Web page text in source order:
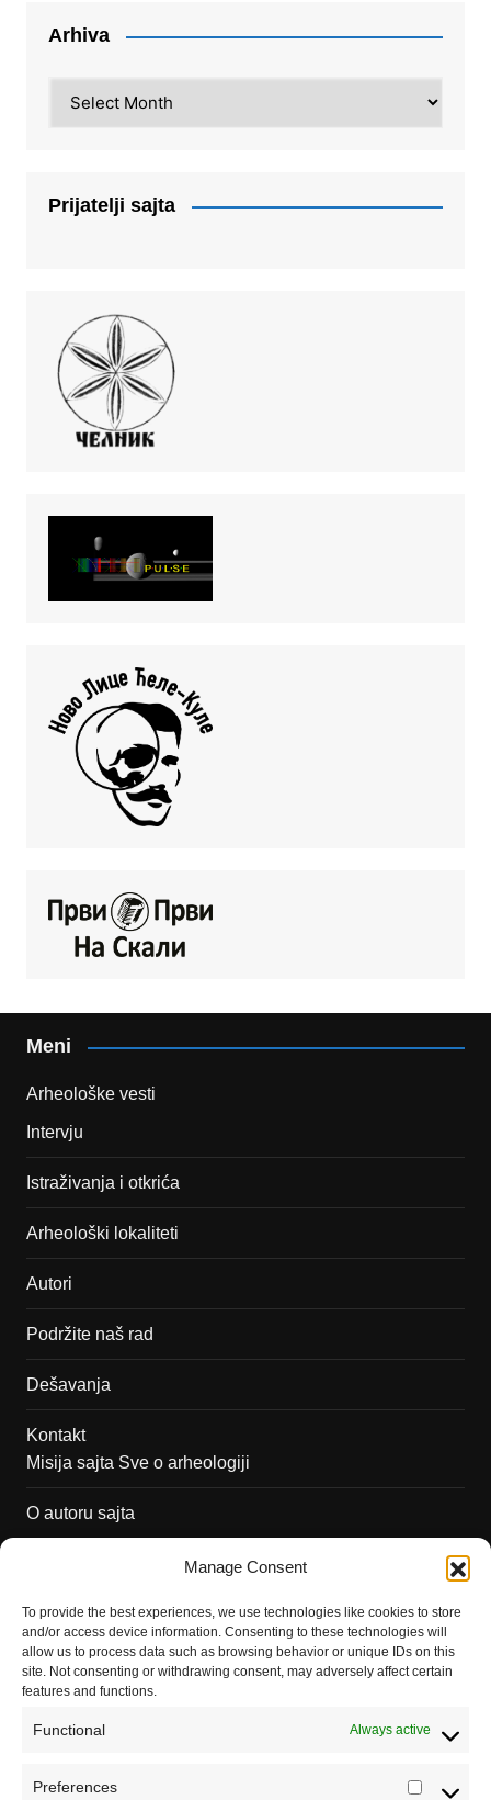
Manage Consent
To provide the best experiences, we use technologies like cookies to store
and/or access device information. Consenting to these technologies will
allow us to process data such as browsing behavior or unique IDs on this
site. Not consenting or withdrawing consent, may adversely affect certain
features and functions.
Functional Always active
Preferences
Arhiva
Prijatelji sajta
Meni
Arheološke vesti
Intervju
Istraživanja i otkrića
Arheološki lokaliteti
Autori
Podržite naš rad
Dešavanja
Kontakt
Misija sajta Sve o arheologiji
O autoru sajta
Saradnja